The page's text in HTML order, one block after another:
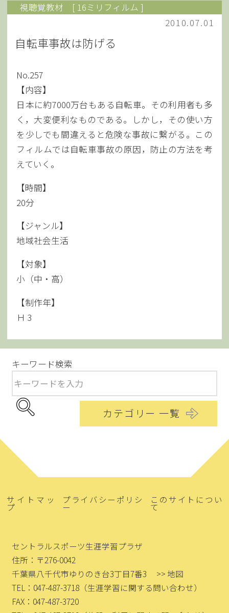
視聴覚教材
[ 16ミリフィルム ]
2010.07.01
自転車事故は防げる
No.257
【内容】
日本に約7000万台もある自転車。その利用者も多
く，大変便利なものである。しかし，その使い方
を少しでも間違えると危険な事故に繋がる。この
フィルムでは自転車事故の原因，防止の方法を考
えていく。
【時間】
20分
【ジャンル】
地域社会生活
【対象】
小（中・高）
【制作年】
Ｈ 3
キーワード検索
カテゴリー 一覧
サイトマッ
プ
プライバシーポリシ
ー
このサイトについ
て
セントラルスポーツ生涯学習プラザ
住所：〒276-0042
千葉県八千代市ゆりのき台3丁目7番3
>> 地図
TEL：047-487-3718 （生涯学習に関する問い合わせ）
FAX：047-487-3720